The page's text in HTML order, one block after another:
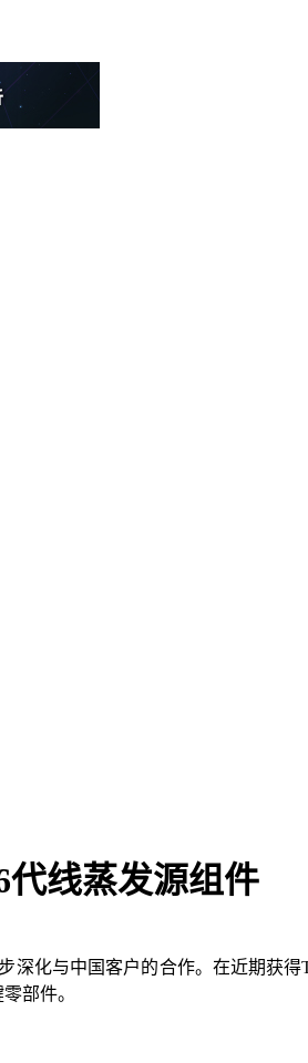
线蒸发源组件
深化与中国客户的合作。在近期获
部件。